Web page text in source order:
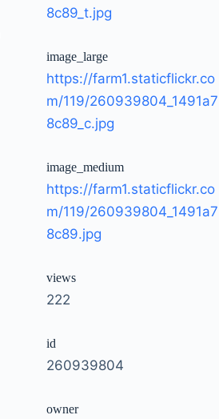
8c89_t.jpg
image_large
https://farm1.staticflickr.co
m/119/260939804_1491a7
8c89_c.jpg
image_medium
https://farm1.staticflickr.co
m/119/260939804_1491a7
8c89.jpg
views
222
id
260939804
owner